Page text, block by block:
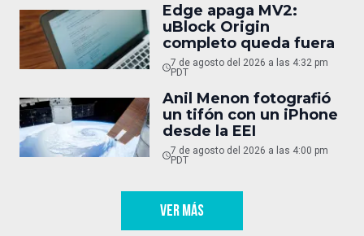
Edge apaga MV2:
uBlock Origin
completo queda fuera
7 de agosto del 2026 a las 4:32 pm
PDT
Anil Menon fotografió
un tifón con un iPhone
desde la EEI
7 de agosto del 2026 a las 4:00 pm
PDT
VER MÁS